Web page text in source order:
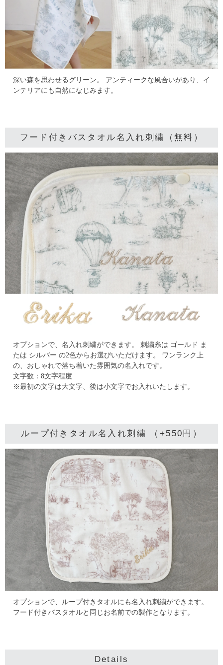
深い森を思わせるグリーン。
アンティークな風合いがあり、イ
ンテリアにも自然になじみます。
フード付きバスタオル名入れ刺繍（無料）
オプションで、名入れ刺繍ができます。
刺繍糸は ゴールド ま
たは シルバー の2色からお選びいただけます。
ワンランク上
の、おしゃれで落ち着いた雰囲気の名入れです。
文字数：8文字程度
※最初の文字は大文字、後は小文字でお入れいたします。
ループ付きタオル名入れ刺繍 （+550円）
オプションで、ループ付きタオルにも名入れ刺繍ができます。
フード付きバスタオルと同じお名前での製作となります。
Details